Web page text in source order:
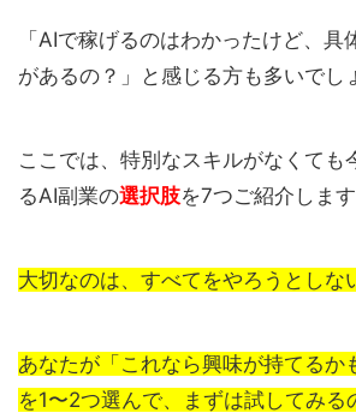
「AIで稼げるのはわかったけど、具
があるの？」と感じる方も多いでし
ここでは、特別なスキルがなくても
るAI副業の選択肢を7つご紹介します
大切なのは、すべてをやろうとしな
あなたが「これなら興味が持てるか
を1〜2つ選んで、まずは試してみる